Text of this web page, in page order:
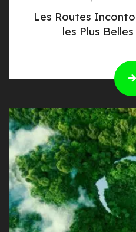
Les Routes
les Plus